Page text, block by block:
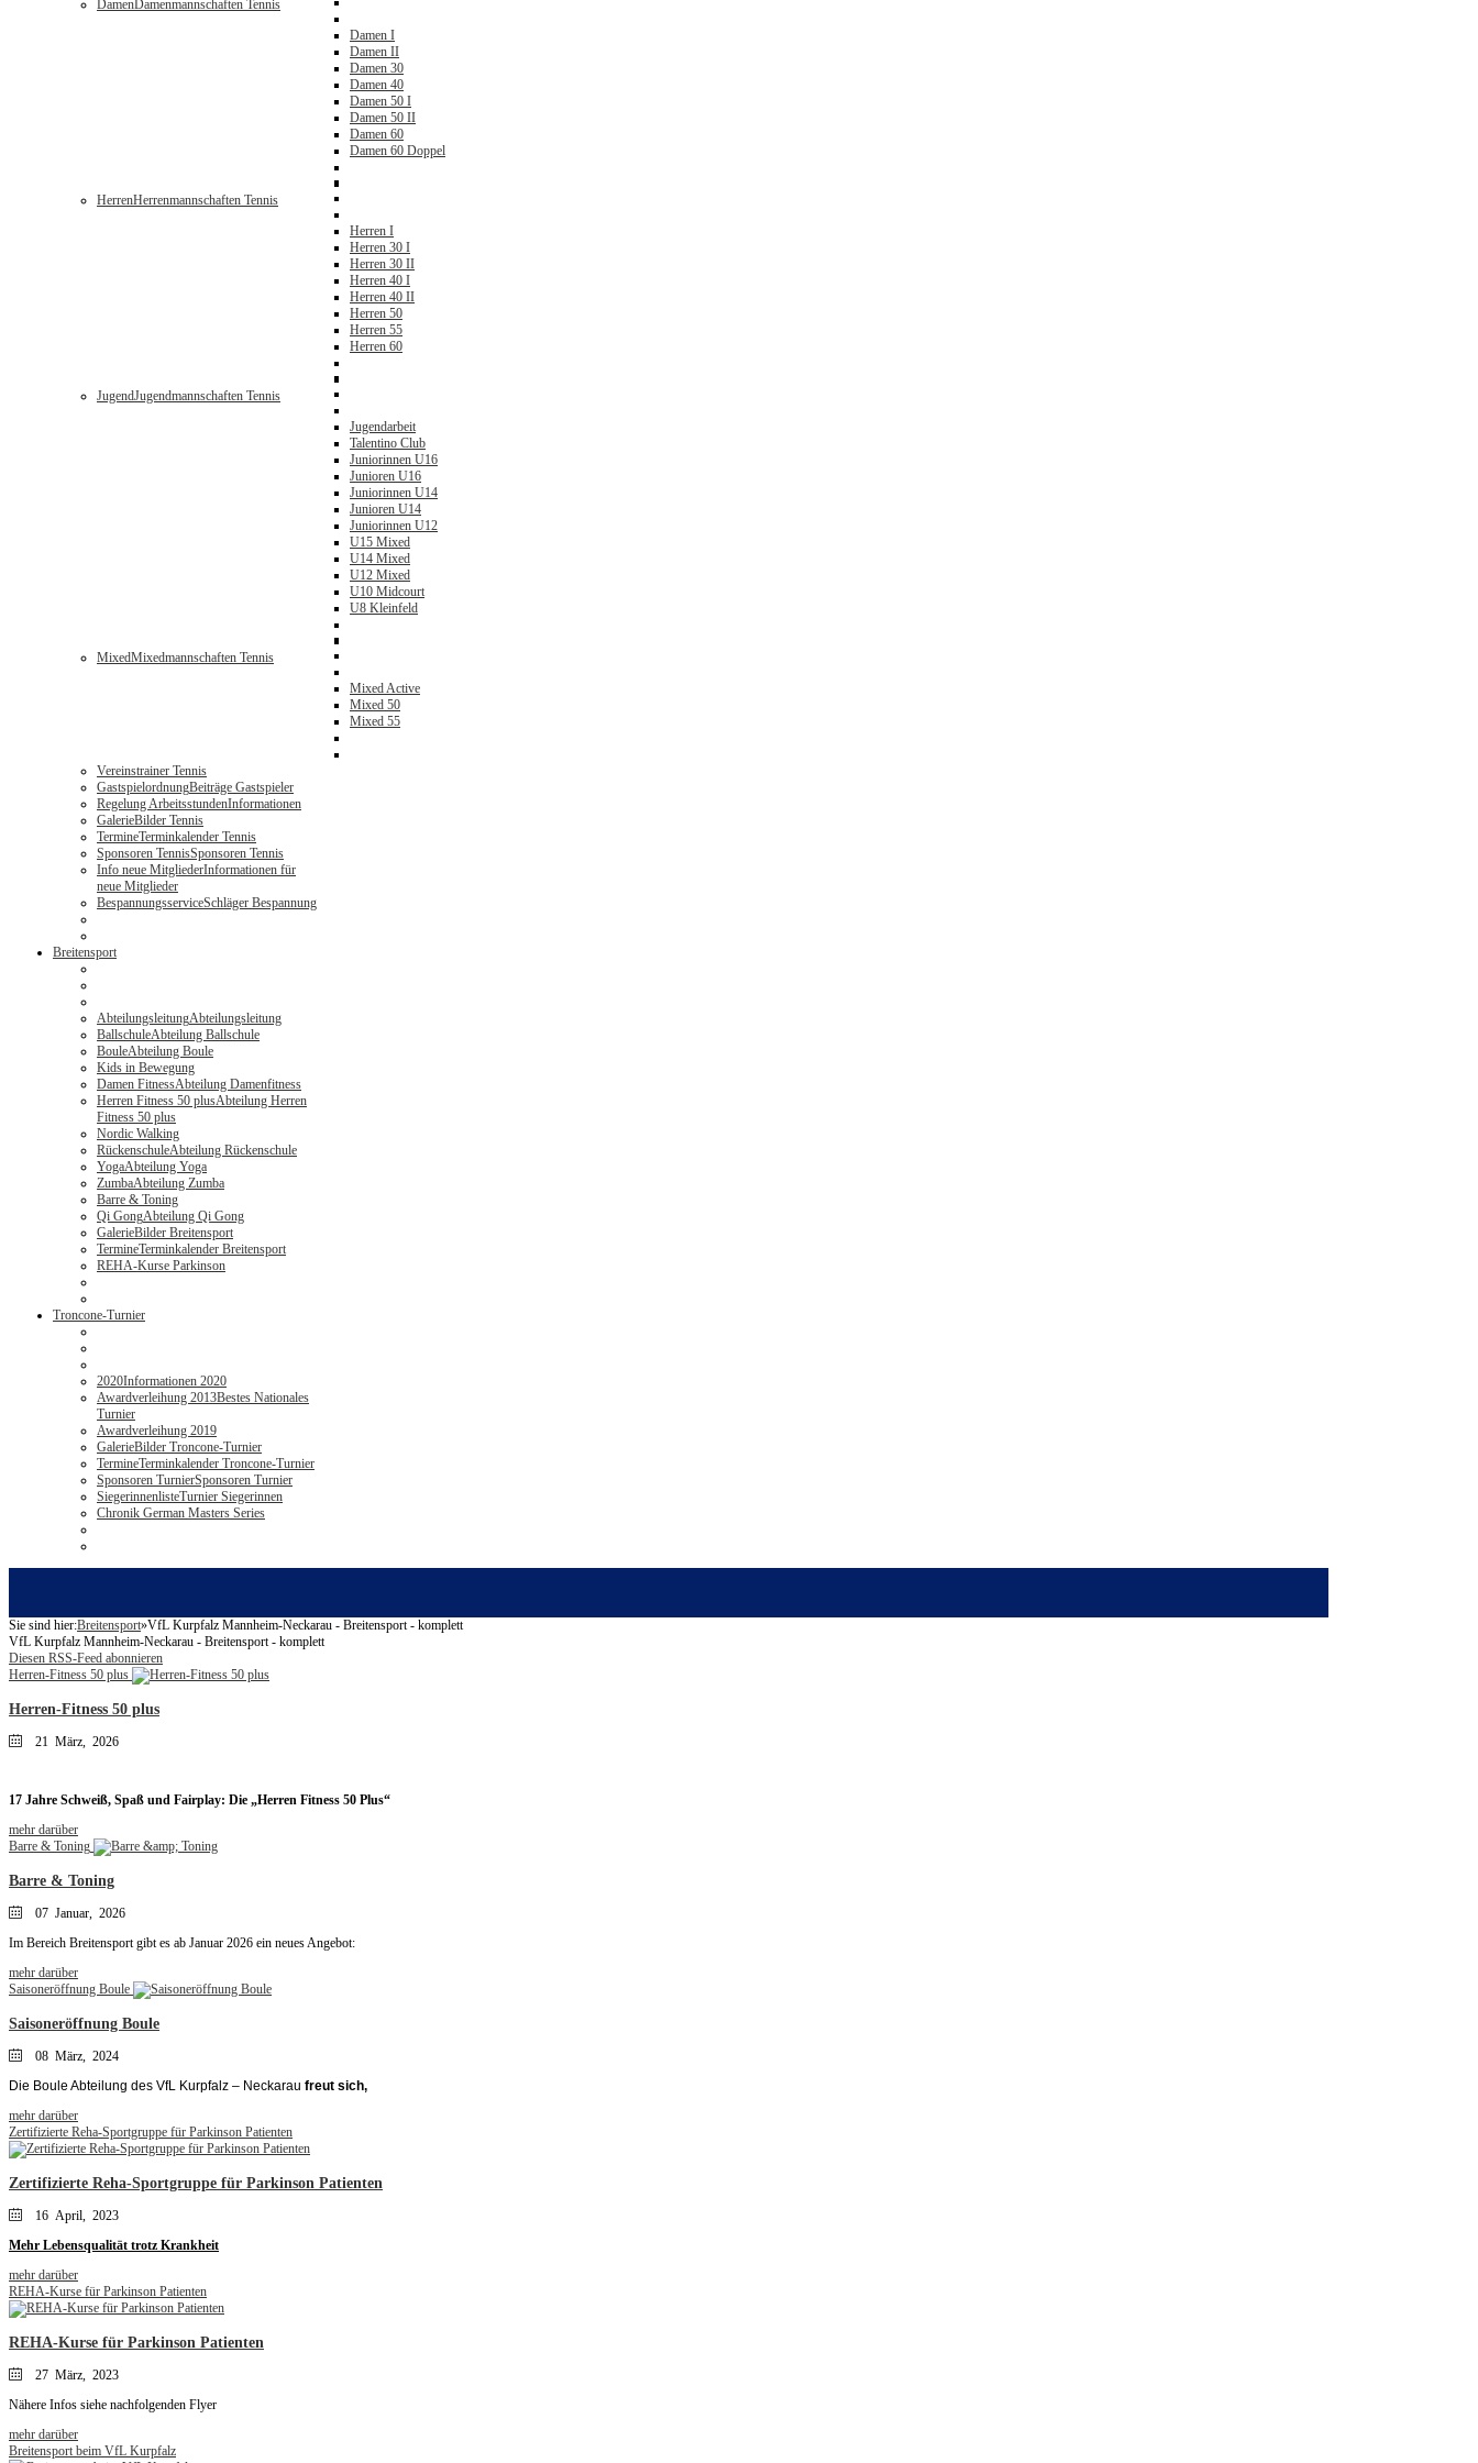
DamenDamenmannschaften Tennis
Damen I
Damen II
Damen 30
Damen 40
Damen 50 I
Damen 50 II
Damen 60
Damen 60 Doppel
HerrenHerrenmannschaften Tennis
Herren I
Herren 30 I
Herren 30 II
Herren 40 I
Herren 40 II
Herren 50
Herren 55
Herren 60
JugendJugendmannschaften Tennis
Jugendarbeit
Talentino Club
Juniorinnen U16
Junioren U16
Juniorinnen U14
Junioren U14
Juniorinnen U12
U15 Mixed
U14 Mixed
U12 Mixed
U10 Midcourt
U8 Kleinfeld
MixedMixedmannschaften Tennis
Mixed Active
Mixed 50
Mixed 55
Vereinstrainer Tennis
GastspielordnungBeiträge Gastspieler
Regelung ArbeitsstundenInformationen
GalerieBilder Tennis
TermineTerminkalender Tennis
Sponsoren TennisSponsoren Tennis
Info neue MitgliederInformationen für
neue Mitglieder
BespannungsserviceSchläger Bespannung
Breitensport
AbteilungsleitungAbteilungsleitung
BallschuleAbteilung Ballschule
BouleAbteilung Boule
Kids in Bewegung
Damen FitnessAbteilung Damenfitness
Herren Fitness 50 plusAbteilung Herren
Fitness 50 plus
Nordic Walking
RückenschuleAbteilung Rückenschule
YogaAbteilung Yoga
ZumbaAbteilung Zumba
Barre & Toning
Qi GongAbteilung Qi Gong
GalerieBilder Breitensport
TermineTerminkalender Breitensport
REHA-Kurse Parkinson
Troncone-Turnier
2020Informationen 2020
Awardverleihung 2013Bestes Nationales
Turnier
Awardverleihung 2019
GalerieBilder Troncone-Turnier
TermineTerminkalender Troncone-Turnier
Sponsoren TurnierSponsoren Turnier
SiegerinnenlisteTurnier Siegerinnen
Chronik German Masters Series
Sie sind hier:Breitensport»VfL Kurpfalz Mannheim-Neckarau - Breitensport - komplett
VfL Kurpfalz Mannheim-Neckarau - Breitensport - komplett
Diesen RSS-Feed abonnieren
Herren-Fitness 50 plus
Herren-Fitness 50 plus
21 März, 2026
17 Jahre Schweiß, Spaß und Fairplay: Die „Herren Fitness 50 Plus“
mehr darüber
Barre & Toning
Barre & Toning
07 Januar, 2026
Im Bereich Breitensport gibt es ab Januar 2026 ein neues Angebot:
mehr darüber
Saisoneröffnung Boule
Saisoneröffnung Boule
08 März, 2024
Die Boule Abteilung des VfL Kurpfalz – Neckarau freut sich,
mehr darüber
Zertifizierte Reha-Sportgruppe für Parkinson Patienten
Zertifizierte Reha-Sportgruppe für Parkinson Patienten
16 April, 2023
Mehr Lebensqualität trotz Krankheit
mehr darüber
REHA-Kurse für Parkinson Patienten
REHA-Kurse für Parkinson Patienten
27 März, 2023
Nähere Infos siehe nachfolgenden Flyer
mehr darüber
Breitensport beim VfL Kurpfalz